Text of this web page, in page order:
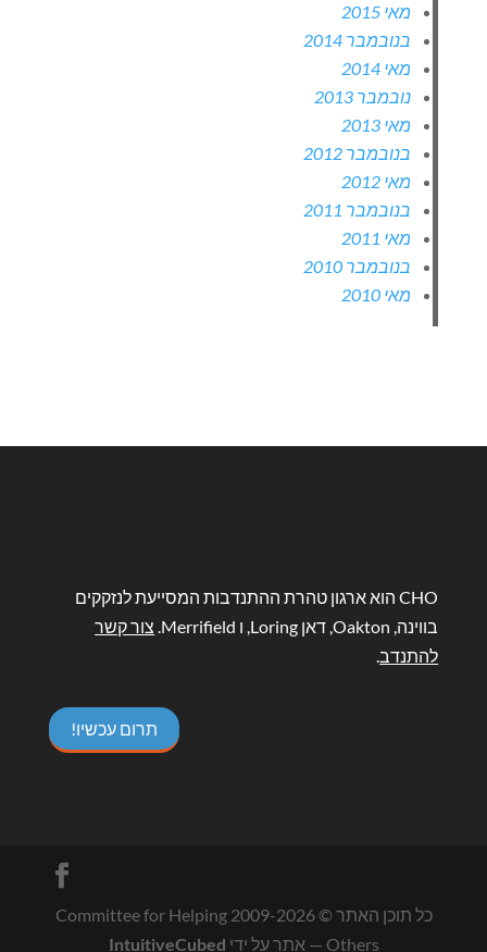
מאי 2015
בנובמבר 2014
מאי 2014
נובמבר 2013
מאי 2013
בנובמבר 2012
מאי 2012
בנובמבר 2011
מאי 2011
בנובמבר 2010
מאי 2010
CHO הוא ארגון טהרת ההתנדבות המסייעת לנזקקים
בווינה, Oakton, דאן Loring, ו Merrifield.
צור קשר
להתנדב.
תרום עכשיו!
כל תוכן האתר © 2009-2026
Committee for Helping
Others — אתר על ידי IntuitiveCubed